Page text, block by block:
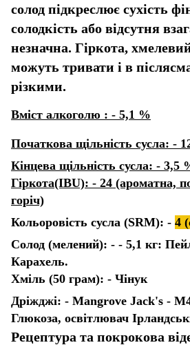
солод підкреслює сухість
солодкість або відсутня
незначна. Гіркота,
можуть тривати і в
різкими.
Вміст алкоголю : - 5,1 %
Початкова щільність сусла: -
Кінцева щільність сусла: - 3,5
Гіркота(IBU): - 24 (ароматна,
горіч)
Кольоровість сусла (SRM): - 4
Солод (мелений): - - 5,1 кг:
Карахель.
Хміль (50 грам): - Чінук
Дріжджі: - Mangrove Jack's -
Глюкоза, освітлювач
Рецептура та покрокова